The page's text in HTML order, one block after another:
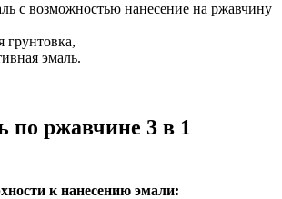
с возможностью нанесение на ржавчину
грунтовка,
эмаль.
по ржавчине 3 в 1
к нанесению эмали: